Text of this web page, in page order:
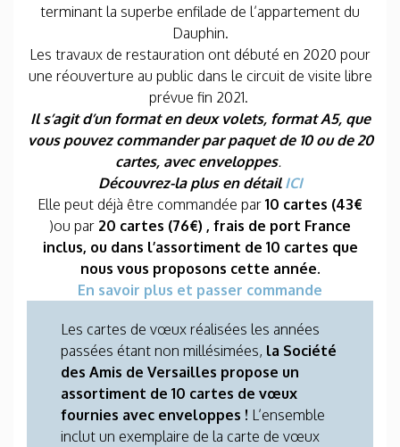
terminant la superbe enfilade de l’appartement du
Dauphin.
Les travaux de restauration ont débuté en 2020 pour
une réouverture au public dans le circuit de visite libre
prévue fin 2021.
Il s’agit d’un format en deux volets, format A5, que
vous pouvez commander par paquet de 10 ou de 20
cartes, avec enveloppes.
Découvrez-la plus en détailICI
Elle peut déjà être commandée par 10 cartes (43€
)ou par 20 cartes (76€) , frais de port France
inclus, ou dans l’assortiment de 10 cartes que
nous vous proposons cette année.
En savoir plus et passer commande
Les cartes de vœux réalisées les années
passées étant non millésimées, la Société
des Amis de Versailles propose un
assortiment de 10 cartes de vœux
fournies avec enveloppes ! L’ensemble
inclut un exemplaire de la carte de vœux